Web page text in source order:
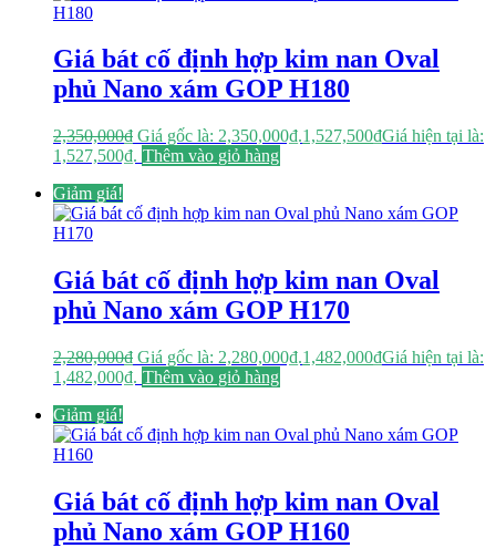
Giá bát cố định hợp kim nan Oval
phủ Nano xám GOP H180
2,350,000₫ Giá gốc là: 2,350,000₫.1,527,500₫Giá hiện tại là:
1,527,500₫. Thêm vào giỏ hàng
Giảm giá!
Giá bát cố định hợp kim nan Oval
phủ Nano xám GOP H170
2,280,000₫ Giá gốc là: 2,280,000₫.1,482,000₫Giá hiện tại là:
1,482,000₫. Thêm vào giỏ hàng
Giảm giá!
Giá bát cố định hợp kim nan Oval
phủ Nano xám GOP H160